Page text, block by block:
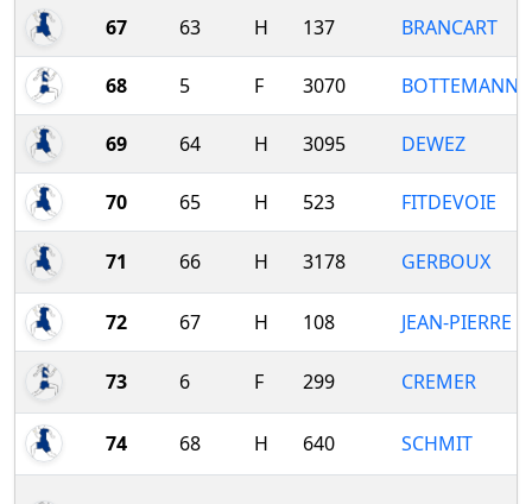
67 63 H 137 BRANCART
68 5 F 3070 BOTTEMANNE
69 64 H 3095 DEWEZ
70 65 H 523 FITDEVOIE
71 66 H 3178 GERBOUX
72 67 H 108 JEAN-PIERRE
73 6 F 299 CREMER
74 68 H 640 SCHMIT